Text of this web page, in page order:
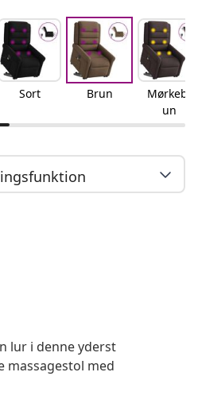
Sort Brun
Mørkebr
un
lur i denne yderst
massagestol med